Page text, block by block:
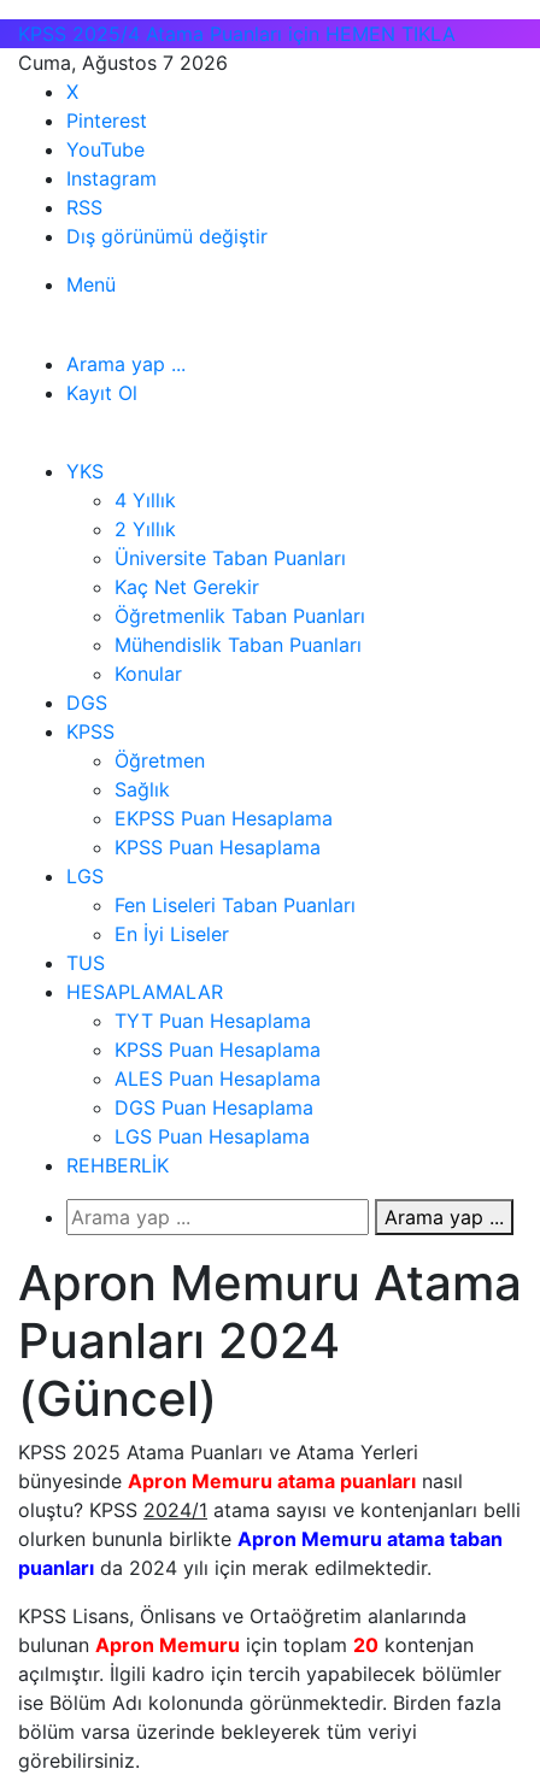
KPSS 2025/4 Atama Puanları için HEMEN TIKLA
Cuma, Ağustos 7 2026
X
Pinterest
YouTube
Instagram
RSS
Dış görünümü değiştir
Menü
Arama yap ...
Kayıt Ol
YKS
4 Yıllık
2 Yıllık
Üniversite Taban Puanları
Kaç Net Gerekir
Öğretmenlik Taban Puanları
Mühendislik Taban Puanları
Konular
DGS
KPSS
Öğretmen
Sağlık
EKPSS Puan Hesaplama
KPSS Puan Hesaplama
LGS
Fen Liseleri Taban Puanları
En İyi Liseler
TUS
HESAPLAMALAR
TYT Puan Hesaplama
KPSS Puan Hesaplama
ALES Puan Hesaplama
DGS Puan Hesaplama
LGS Puan Hesaplama
REHBERLİK
Arama yap ...
Apron Memuru Atama
Puanları 2024
(Güncel)
KPSS 2025 Atama Puanları ve Atama Yerleri
bünyesinde Apron Memuru atama puanları nasıl
oluştu? KPSS 2024/1 atama sayısı ve kontenjanları belli
olurken bununla birlikte Apron Memuru atama taban
puanları da 2024 yılı için merak edilmektedir.
KPSS Lisans, Önlisans ve Ortaöğretim alanlarında
bulunan Apron Memuru için toplam 20 kontenjan
açılmıştır. İlgili kadro için tercih yapabilecek bölümler
ise Bölüm Adı kolonunda görünmektedir. Birden fazla
bölüm varsa üzerinde bekleyerek tüm veriyi
görebilirsiniz.